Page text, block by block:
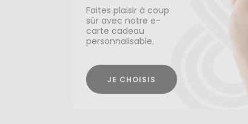
Faites plaisir à coup
sûr avec notre e-
carte cadeau
personnalisable.
JE CHOISIS